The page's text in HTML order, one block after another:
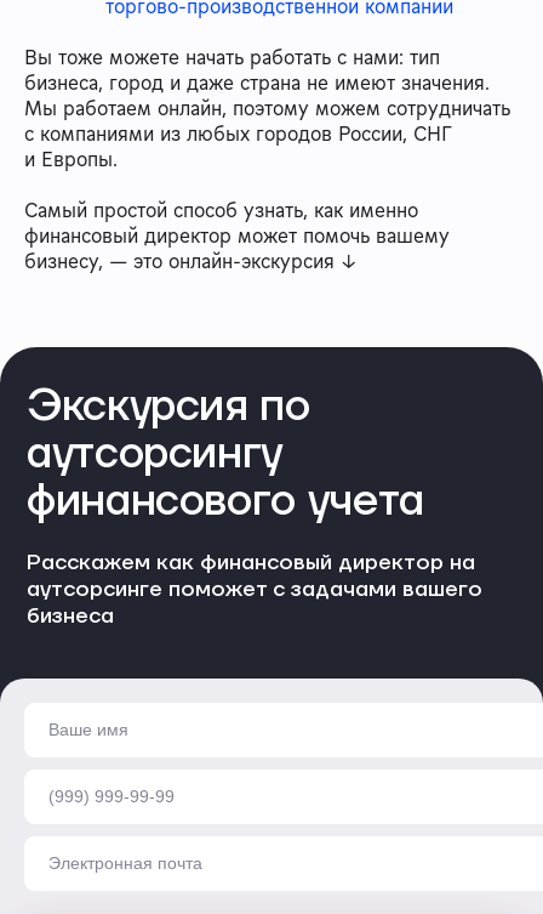
торгово-производственной компании
Вы тоже можете начать работать с нами: тип
бизнеса, город и даже страна не имеют значения.
Мы работаем онлайн, поэтому можем сотрудничать
с компаниями из любых городов России, СНГ
и Европы.
Самый простой способ узнать, как именно
финансовый директор может помочь вашему
бизнесу, — это онлайн-экскурсия ↓
Экскурсия по
аутсорсингу
финансового учета
Расскажем как финансовый директор на
аутсорсинге поможет с задачами вашего
бизнеса